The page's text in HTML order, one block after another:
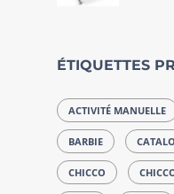
ÉTIQUETTES
ACTIVITÉ MANUELLE
BARBIE
CHICCO